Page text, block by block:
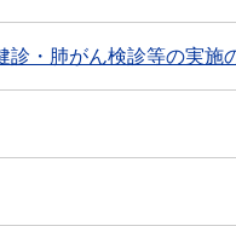
診・肺がん検診等の実施